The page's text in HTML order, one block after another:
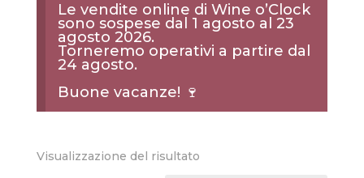
Le vendite online di Wine o’Clock
sono sospese dal 1 agosto al 23
agosto 2026.
Torneremo operativi a partire dal
24 agosto.
Buone vacanze! 🍷
Visualizzazione del risultato